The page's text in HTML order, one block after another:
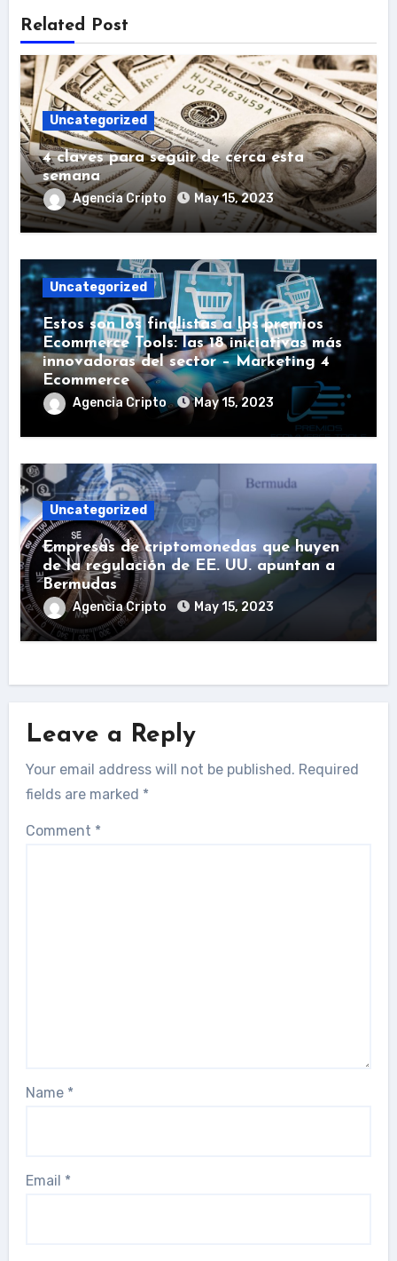
Related Post
Uncategorized
4 claves para seguir de cerca esta
semana
Agencia Cripto May 15, 2023
Uncategorized
Estos son los finalistas a los premios
Ecommerce Tools: las 18 iniciativas más
innovadoras del sector – Marketing 4
Ecommerce
Agencia Cripto May 15, 2023
Uncategorized
Empresas de criptomonedas que huyen
de la regulación de EE. UU. apuntan a
Bermudas
Agencia Cripto May 15, 2023
Leave a Reply
Your email address will not be published. Required
fields are marked *
Comment *
Name *
Email *